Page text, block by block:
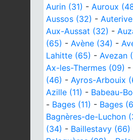
Aurin (31) - Auroux
Aussos (32) -
Aux-Aussat (32) -
(65) - Avène (34) -
Lahitte (65) - Avezan
Ax-les-Thermes (09) -
(46) - Ayros-Arbouix
Azille (11) - Babeau-
- Bages (11) - Bages
Bagnères-de-Luchon
(34) - Baillestavy (66)